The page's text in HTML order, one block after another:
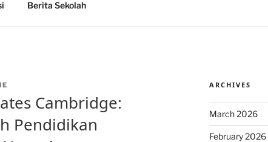
Berita Sekolah
Cambridge:
Pendidikan
ARCHIVES
March 2026
February 2026